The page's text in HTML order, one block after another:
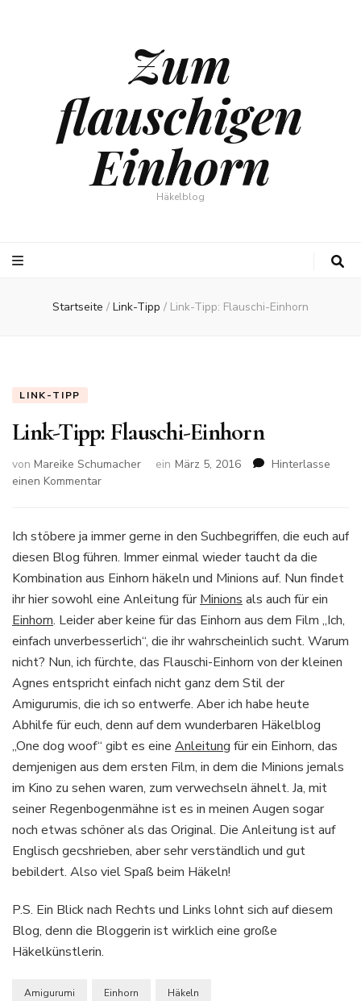
Zum
flauschigen
Einhorn
Häkelblog
Startseite / Link-Tipp / Link-Tipp: Flauschi-Einhorn
LINK-TIPP
Link-Tipp: Flauschi-Einhorn
von Mareike Schumacher ein März 5, 2016
Hinterlasse
einen Kommentarzu
Flauschi-
Einhorn
Ich stöbere ja immer gerne in den Suchbegriffen, die euch auf
diesen Blog führen. Immer einmal wieder taucht da die
Kombination aus Einhorn häkeln und Minions auf. Nun findet
ihr hier sowohl eine Anleitung fürMinions als auch für ein
Einhorn. Leider aber keine für das Einhorn aus dem Film „Ich,
einfach unverbesserlich“, die ihr wahrscheinlich sucht. Warum
nicht? Nun, ich fürchte, das Flauschi-Einhorn von der kleinen
Agnes entspricht einfach nicht ganz dem Stil der
Amigurumis, die ich so entwerfe. Aber ich habe heute
Abhilfe für euch, denn auf dem wunderbaren Häkelblog
„One dog woof“ gibt es eine Anleitung für ein Einhorn, das
demjenigen aus dem ersten Film, in dem die Minions jemals
im Kino zu sehen waren, zum verwechseln ähnelt. Ja, mit
seiner Regenbogenmähne ist es in meinen Augen sogar
noch etwas schöner als das Original. Die Anleitung ist auf
Englisch gecshrieben, aber sehr verständlich und gut
bebildert. Also viel Spaß beim Häkeln!
P.S. Ein Blick nach Rechts und Links lohnt sich auf diesem
Blog, denn die Bloggerin ist wirklich eine große
Häkelkünstlerin.
Amigurumi Einhorn Häkeln